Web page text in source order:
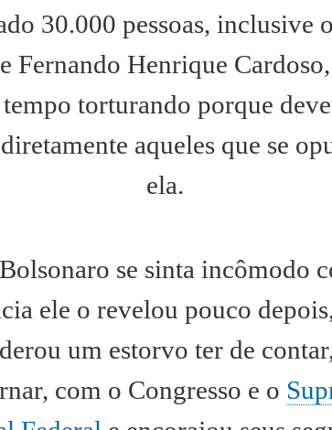
30.000 pessoas, inclusive
Fernando Henrique
torturando porque
aqueles que se
ela.
se sinta incômodo
ele o revelou pouco
um estorvo ter de
com o Congresso e o